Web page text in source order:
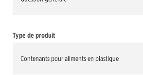
Type de produit